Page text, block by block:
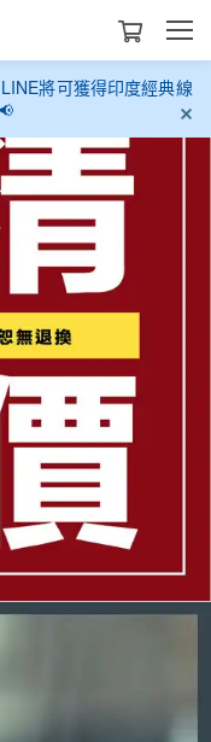
將可獲得印度經典線